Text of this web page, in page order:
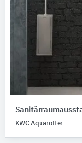
KWC Aquarotter